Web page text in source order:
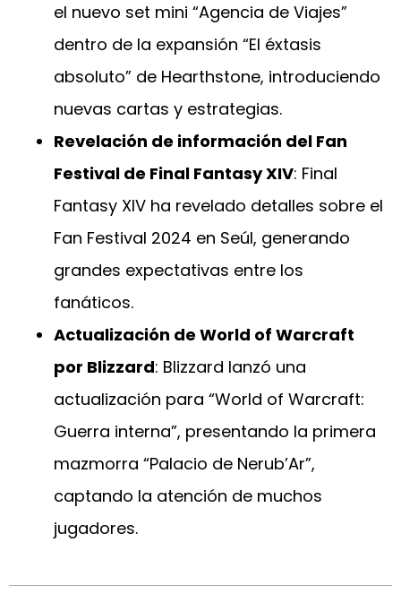
el nuevo set mini “Agencia de Viajes”
dentro de la expansión “El éxtasis
absoluto” de Hearthstone, introduciendo
nuevas cartas y estrategias.
Revelación de información del Fan
Festival de Final Fantasy XIV: Final
Fantasy XIV ha revelado detalles sobre el
Fan Festival 2024 en Seúl, generando
grandes expectativas entre los
fanáticos.
Actualización de World of Warcraft
por Blizzard: Blizzard lanzó una
actualización para “World of Warcraft:
Guerra interna”, presentando la primera
mazmorra “Palacio de Nerub’Ar”,
captando la atención de muchos
jugadores.